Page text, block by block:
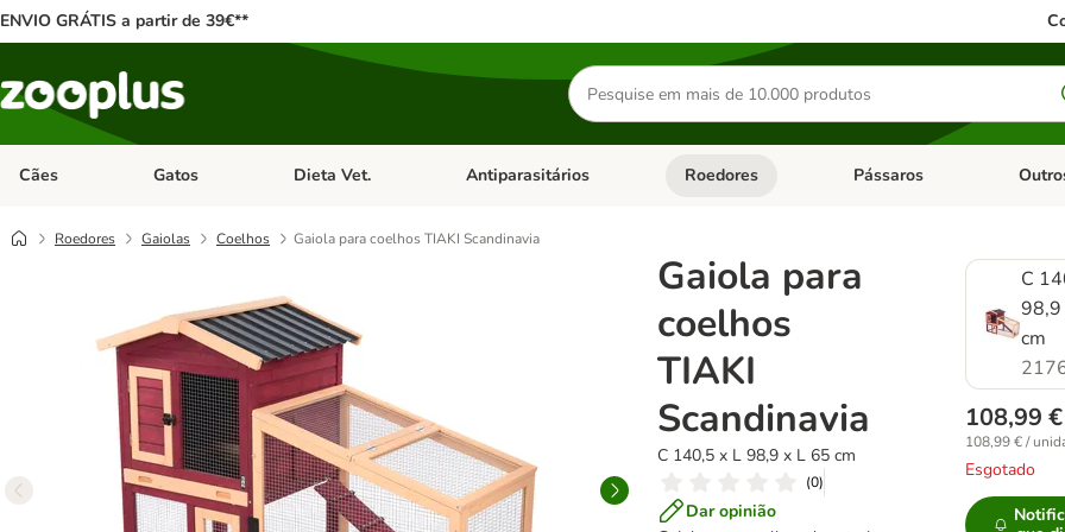
ENVIO GRÁTIS a partir de 39€**
Pesquisar
produtos
Cães Abrir menu de categoria: Cães
Gatos Abrir menu de categoria: Gatos
Dieta Vet. Abrir menu de categoria: Dieta Vet.
Antiparasitários Abrir menu de categoria: Antiparasitários
Roedores Abrir menu de categoria:
Pássaros Abrir
Roedores Gaiolas Coelhos Gaiola para coelhos TIAKI Scandinavia
Gaiola para
coelhos
TIAKI
Scandinavia
C 140,5 x L 98,9 x L 65 cm
(0)
Dar opinião
C
98,9
cm
108,99 €
108,99 € /
Esgotado